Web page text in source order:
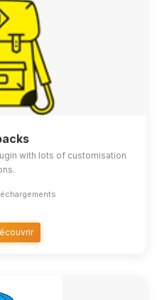
with lots of customisation